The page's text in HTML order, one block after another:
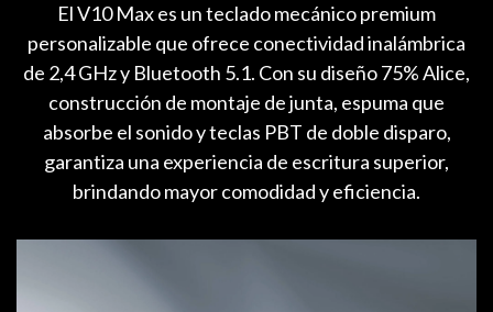
El V10 Max es un teclado mecánico premium
personalizable que ofrece conectividad inalámbrica
de 2,4 GHz y Bluetooth 5.1. Con su diseño 75% Alice,
construcción de montaje de junta, espuma que
absorbe el sonido y teclas PBT de doble disparo,
garantiza una experiencia de escritura superior,
brindando mayor comodidad y eficiencia.